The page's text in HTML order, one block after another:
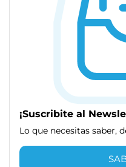
¡Suscribite al
Lo que necesitas saber,